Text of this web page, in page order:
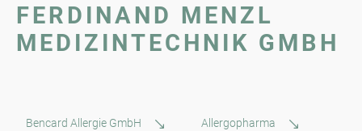
FERDINAND MENZL
MEDIZINTECHNIK GMBH
Bencard Allergie GmbH Allergopharma